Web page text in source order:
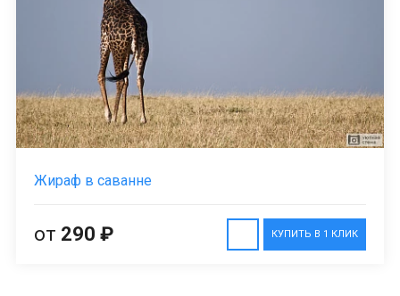
Жираф в саванне
КУПИТЬ В 1 КЛИК
от 290 ₽